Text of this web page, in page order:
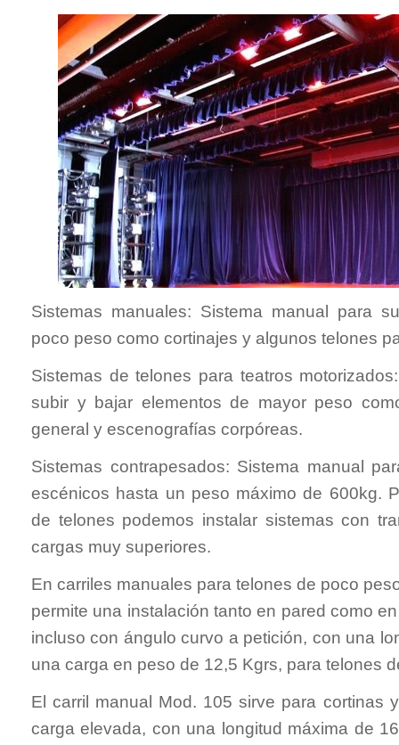
Sistemas manuales: Sistema manual para
poco peso como cortinajes y algunos telones
Sistemas de telones para teatros
subir y bajar elementos de mayor peso
general y escenografías corpóreas.
Sistemas contrapesados: Sistema manual
escénicos hasta un peso máximo de 600kg.
de telones podemos instalar sistemas con
cargas muy superiores.
En carriles manuales para telones de poco
permite una instalación tanto en pared como
incluso con ángulo curvo a petición, con una
una carga en peso de 12,5 Kgrs, para telones
El carril manual Mod. 105 sirve para cortinas
carga elevada, con una longitud máxima de